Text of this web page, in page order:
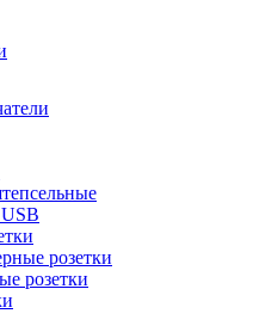
розетки
розетки